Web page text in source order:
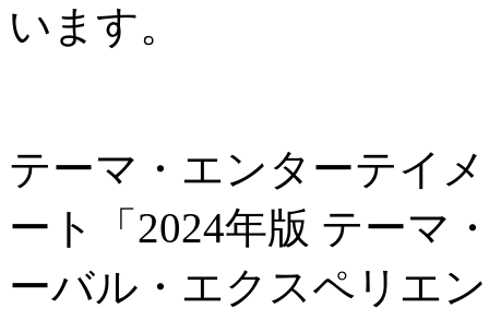
います。
テーマ・エンターテイ
ート「2024年版 テーマ
ーバル・エクスペリエ